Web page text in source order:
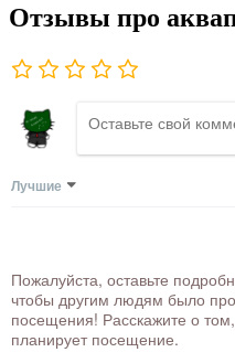
Отзывы про
Лучшие
Пожалуйста, оставьте
чтобы другим людям было
посещения! Расскажите о том,
планирует посещение.